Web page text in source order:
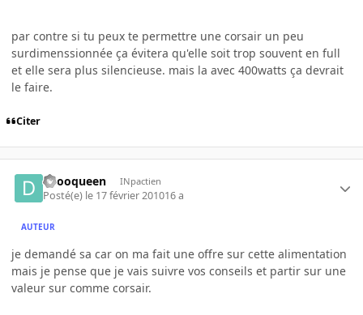
par contre si tu peux te permettre une corsair un peu
surdimenssionnée ça évitera qu'elle soit trop souvent en full
et elle sera plus silencieuse. mais la avec 400watts ça devrait
le faire.
Citer
deooqueen INpactien
Posté(e) le 17 février 201016 a
AUTEUR
je demandé sa car on ma fait une offre sur cette alimentation
mais je pense que je vais suivre vos conseils et partir sur une
valeur sur comme corsair.